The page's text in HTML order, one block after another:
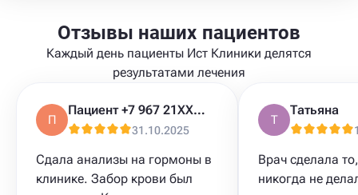
Отзывы наших пациентов
Каждый день пациенты Ист Клиники делятся
результатами лечения
П
Пациент +7 967 21XXXXX
31.10.2025
Сдала анализы​ на гормоны в
клинике. Забор крови был
Т
Татьяна
Врач сделала
никогда не